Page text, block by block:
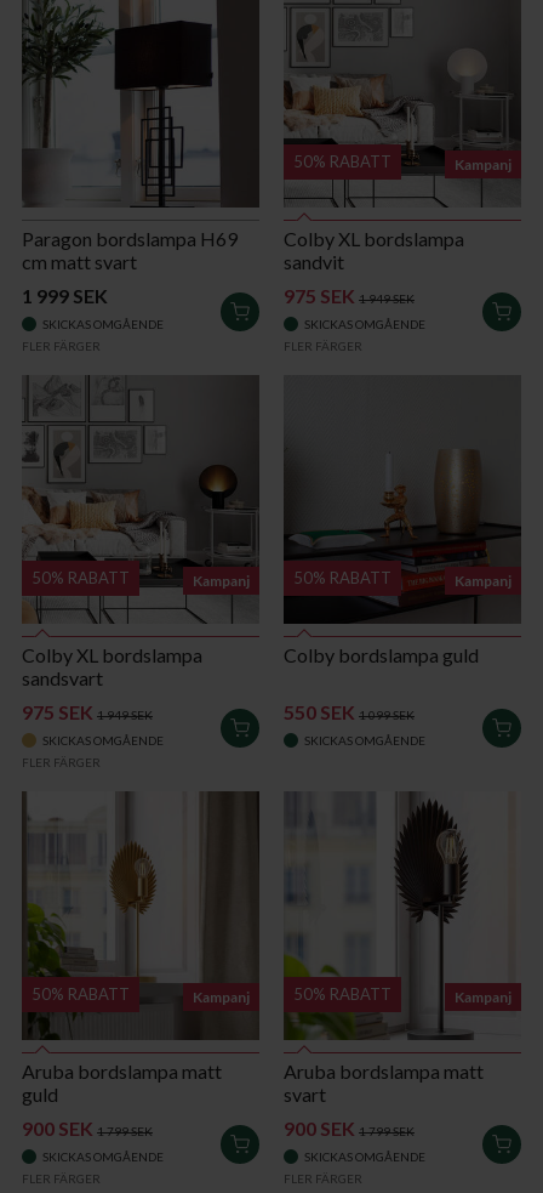
Paragon bordslampa H69
cm matt svart
1 999 SEK
LÄGG
I
VARUKORGEN
SKICKAS OMGÅENDE
FLER FÄRGER
50% RABATT
Colby XL bordslampa
sandvit
Kampanj
975 SEK 1 949 SEK
I
SKICKAS OMGÅENDE
FLER FÄRGER
50% RABATT
Colby XL bordslampa
sandsvart
Kampanj
975 SEK 1 949 SEK
LÄGG
I
SKICKAS OMGÅENDE
FLER FÄRGER
50% RABATT
Colby bordslampa guld
Kampanj
550 SEK 1 099 SEK
I
SKICKAS OMGÅENDE
50% RABATT
Aruba bordslampa matt
guld
Kampanj
900 SEK 1 799 SEK
LÄGG
I
SKICKAS OMGÅENDE
FLER FÄRGER
50% RABATT
Aruba bordslampa matt
svart
Kampanj
900 SEK 1 799 SEK
I
SKICKAS OMGÅENDE
FLER FÄRGER